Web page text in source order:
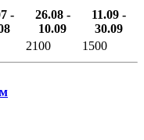
-
26.08 -
10.09
11.09 -
30.09
2100 1500